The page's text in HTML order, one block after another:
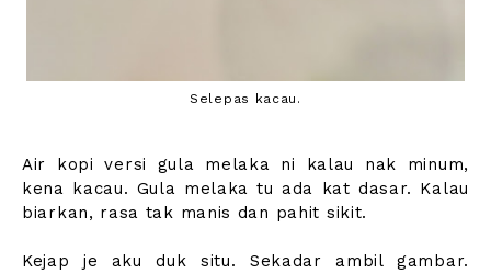
Selepas kacau.
Air kopi versi gula melaka ni kalau nak minum,
kena kacau. Gula melaka tu ada kat dasar. Kalau
biarkan, rasa tak manis dan pahit sikit.
Kejap je aku duk situ. Sekadar ambil gambar.